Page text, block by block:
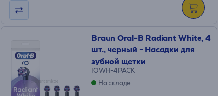
Braun Oral-B Radiant White, 4
шт., черный - Насадки для
зубной щетки
IOWH-4PACK
На складе